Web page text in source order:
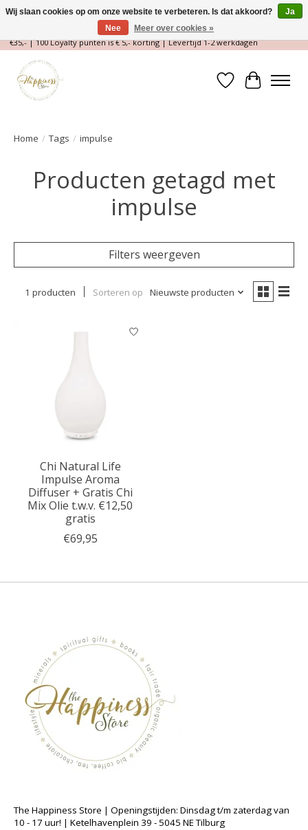
Magische Conceptstore, Edelstenen & Spirituele winkel | Gratis verzending >
€35,- | 100 Loyalty punten is € 5,- korting | Levertijd 1-2 werkdagen
Verlanglijst
Home / Tags / impulse
Producten getagd met
impulse
Filters weergeven
1 producten Sorteren op Nieuwste producten
Chi Natural Life
Impulse Aroma
Diffuser + Gratis Chi
Mix Olie t.w.v. €12,50
gratis
€69,95
The Happiness Store | Openingstijden: Dinsdag t/m zaterdag van
10 - 17 uur! | Ketelhavenplein 39 - 5045 NE Tilburg
Wij slaan cookies op om onze website te verbeteren. Is dat akkoord?
Ja
Nee
Meer over cookies »